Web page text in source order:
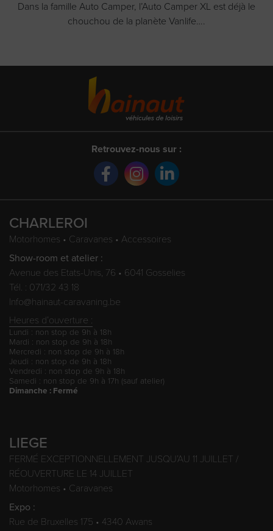
Dans la famille Auto Camper, l’Auto Camper XL est déjà le
chouchou de la planète Vanlife….
Retrouvez-nous sur :
CHARLEROI
Motorhomes • Caravanes • Accessoires
Show-room et atelier :
Avenue des Etats-Unis, 76 • 6041 Gosselies
Tél. : 071/32 43 18
Info@hainaut-caravaning.be
Heures d’ouverture :
Lundi : non stop de 9h à 18h
Mardi : non stop de 9h à 18h
Mercredi : non stop de 9h à 18h
Jeudi : non stop de 9h à 18h
Vendredi : non stop de 9h à 18h
Samedi : non stop de 9h à 17h (sauf atelier)
Dimanche : Fermé
LIEGE
FERMÉ EXCEPTIONNELLEMENT JUSQU’AU 11 JUILLET /
RÉOUVERTURE LE 14 JUILLET
Motorhomes • Caravanes
Expo :
Rue de Bruxelles 175 • 4340 Awans